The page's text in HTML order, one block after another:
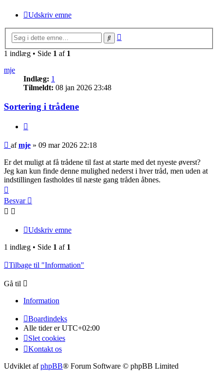
Udskriv emne
Søg
1 indlæg • Side 1 af 1
mje
Indlæg: 1
Tilmeldt: 08 jan 2026 23:48
Sortering i trådene
Indlæg
afmje » 09 mar 2026 22:18
Er det muligt at få trådene til fast at starte med det nyeste øverst?
Jeg kan kun finde denne mulighed nederst i hver tråd, men uden at
indstillingen fastholdes til næste gang tråden åbnes.
Besvar
Udskriv emne
1 indlæg • Side 1 af 1
Tilbage til "Information"
Gå til
Information
Boardindeks
Alle tider erUTC+02:00
Slet cookies
Kontakt os
Udviklet afphpBB® Forum Software © phpBB Limited